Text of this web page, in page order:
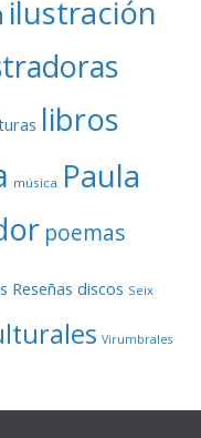
ilustración
libros
música Paula
poemas
Reseñas discos Seix
Virumbrales